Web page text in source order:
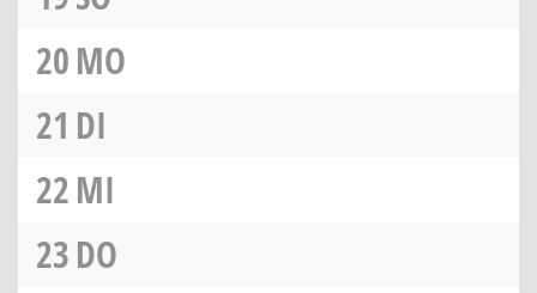
20MO
21 DI
22MI
23DO